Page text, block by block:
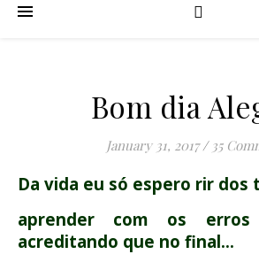
Bom dia
January 31, 2017 / 35
Da vida eu só espero rir dos
aprender com os
acreditando que no final…